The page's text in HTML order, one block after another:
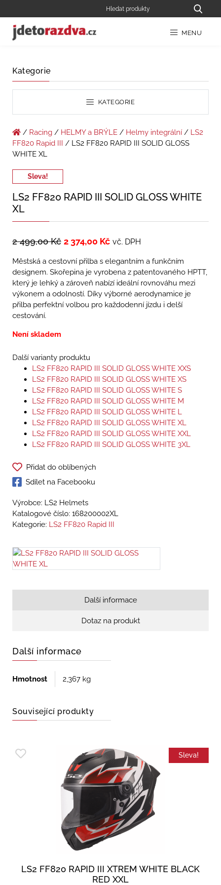
MENU
Kategorie
KATEGORIE
/ Racing / HELMY a BRÝLE / Helmy integrální / LS2
FF820 Rapid III
/ LS2 FF820 RAPID III SOLID GLOSS
WHITE XL
Sleva!
LS2 FF820 RAPID III SOLID GLOSS WHITE
XL
2 499,00Kč 2 374,00 Kč vč. DPH
Městská a cestovní přilba s elegantním a funkčním
designem. Skořepina je vyrobena z patentovaného HPTT,
který je lehký a zároveň nabízí ideální rovnováhu mezi
výkonem a odolností. Díky výborné aerodynamice je
přilba perfektní volbou pro každodenní jízdu i delší
cestování.
Není skladem
Další varianty produktu
LS2 FF820 RAPID III SOLID GLOSS WHITE XXS
LS2 FF820 RAPID III SOLID GLOSS WHITE XS
LS2 FF820 RAPID III SOLID GLOSS WHITE S
LS2 FF820 RAPID III SOLID GLOSS WHITE M
LS2 FF820 RAPID III SOLID GLOSS WHITE L
LS2 FF820 RAPID III SOLID GLOSS WHITE XL
LS2 FF820 RAPID III SOLID GLOSS WHITE XXL
LS2 FF820 RAPID III SOLID GLOSS WHITE 3XL
Přidat do oblíbených
Sdílet na Facebooku
Výrobce: LS2 Helmets
Katalogové číslo: 168200002XL
Kategorie: LS2 FF820 Rapid III
Další informace
Dotaz na produkt
Další informace
Hmotnost 2,367 kg
Související produkty
Sleva!
LS2 FF820 RAPID III XTREM WHITE BLACK
RED XXL